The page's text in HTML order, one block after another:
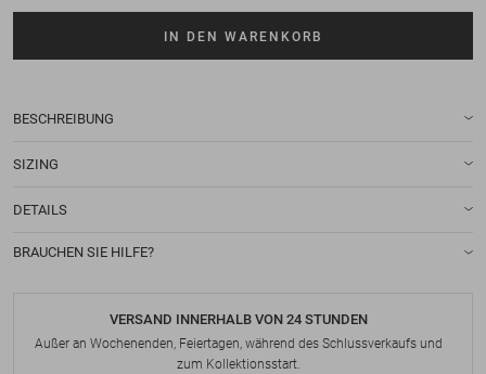
IN DEN WARENKORB
BESCHREIBUNG
SIZING
DETAILS
BRAUCHEN SIE HILFE?
VERSAND INNERHALB VON 24 STUNDEN
Außer an Wochenenden, Feiertagen, während des Schlussverkaufs und
zum Kollektionsstart.